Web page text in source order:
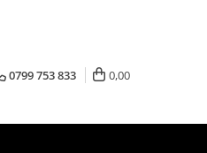
0799 753 833 0,00